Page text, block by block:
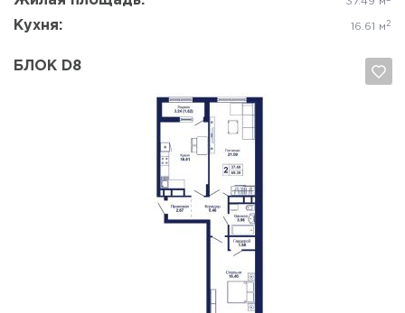
Кухня: 16.61 м 2
БЛОК D8
Отмена